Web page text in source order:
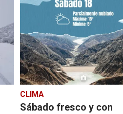
CLIMA
Sábado fresco y con